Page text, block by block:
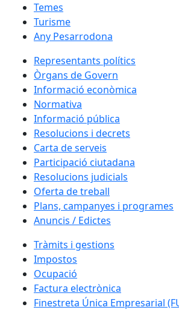
Temes
Turisme
Any Pesarrodona
Representants polítics
Òrgans de Govern
Informació econòmica
Normativa
Informació pública
Resolucions i decrets
Carta de serveis
Participació ciutadana
Resolucions judicials
Oferta de treball
Plans, campanyes i programes
Anuncis / Edictes
Tràmits i gestions
Impostos
Ocupació
Factura electrònica
Finestreta Única Empresarial